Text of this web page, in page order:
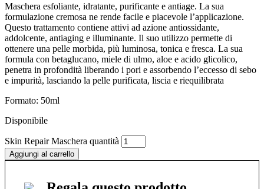
Maschera esfoliante, idratante, purificante e antiage. La sua
formulazione cremosa ne rende facile e piacevole l’applicazione.
Questo trattamento contiene attivi ad azione antiossidante,
addolcente, antiaging e illuminante. Il suo utilizzo permette di
ottenere una pelle morbida, più luminosa, tonica e fresca. La sua
formula con betaglucano, miele di ulmo, aloe e acido glicolico,
penetra in profondità liberando i pori e assorbendo l’eccesso di sebo
e impurità, lasciando la pelle purificata, liscia e riequilibrata
Formato: 50ml
Disponibile
Skin Repair Maschera quantità
Aggiungi al carrello